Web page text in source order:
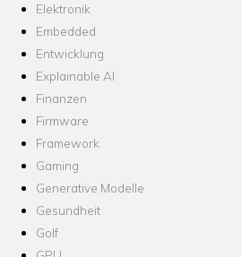
Elektronik
Embedded
Entwicklung
Explainable AI
Finanzen
Firmware
Framework
Gaming
Generative Modelle
Gesundheit
Golf